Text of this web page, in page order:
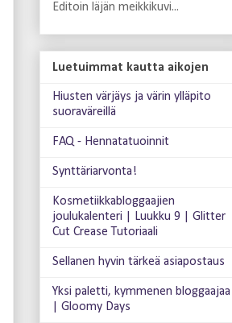
Editoin läjän meikkikuvi...
Luetuimmat kautta aikojen
Hiusten värjäys ja värin ylläpito
suoraväreillä
FAQ - Hennatatuoinnit
Synttäriarvonta!
Kosmetiikkabloggaajien
joulukalenteri | Luukku 9 | Glitter
Cut Crease Tutoriaali
Sellanen hyvin tärkeä asiapostaus
Yksi paletti, kymmenen bloggaajaa
| Gloomy Days